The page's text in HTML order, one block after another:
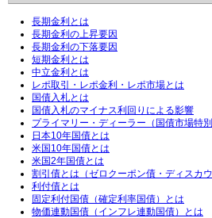
長期金利とは
長期金利の上昇要因
長期金利の下落要因
短期金利とは
中立金利とは
レポ取引・レポ金利・レポ市場とは
国債入札とは
国債入札のマイナス利回りによる影響
プライマリー・ディーラー（国債市場特
日本10年国債とは
米国10年国債とは
米国2年国債とは
割引債とは（ゼロクーポン債・ディスカウ
利付債とは
固定利付国債（確定利率国債）とは
物価連動国債（インフレ連動国債）とは